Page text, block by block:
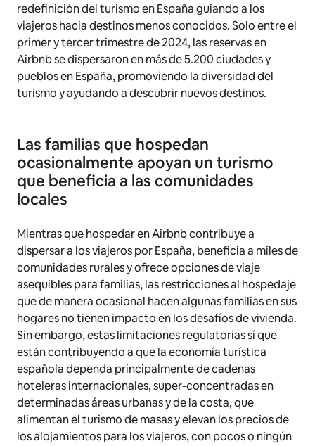
redefinición del turismo en España guiando a los
viajeros hacia destinos menos conocidos. Solo entre el
primer y tercer trimestre de 2024, las reservas en
Airbnb se dispersaron en más de 5.200 ciudades y
pueblos en España, promoviendo la diversidad del
turismo y ayudando a descubrir nuevos destinos.
Las familias que hospedan
ocasionalmente apoyan un turismo
que beneficia a las comunidades
locales
Mientras que hospedar en Airbnb contribuye a
dispersar a los viajeros por España, beneficia a miles de
comunidades rurales y ofrece opciones de viaje
asequibles para familias, las restricciones al hospedaje
que de manera ocasional hacen algunas familias en sus
hogares no tienen impacto en los desafíos de vivienda.
Sin embargo, estas limitaciones regulatorias sí que
están contribuyendo a que la economía turística
española dependa principalmente de cadenas
hoteleras internacionales, super-concentradas en
determinadas áreas urbanas y de la costa, que
alimentan el turismo de masas y elevan los precios de
los alojamientos para los viajeros, con pocos o ningún